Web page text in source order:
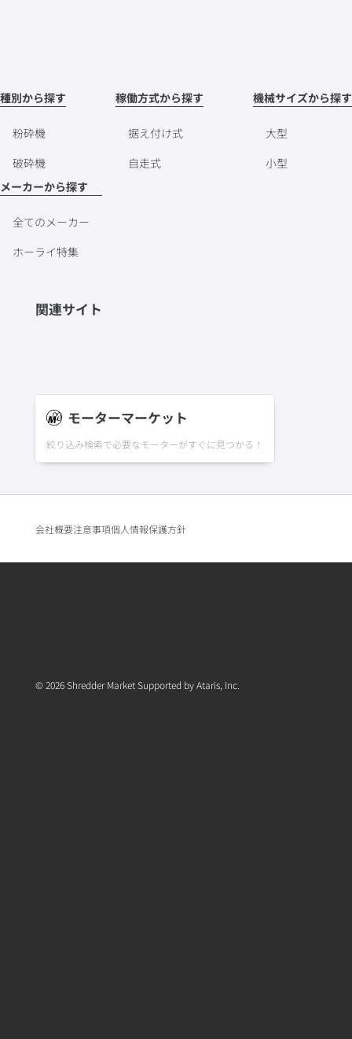
種別から探す
粉砕機
破砕機
稼働方式から探す
据え付け式
自走式
機械サイズから探す
大型
小型
メーカーから探す
全てのメーカー
ホーライ特集
関連サイト
モーターマーケット
絞り込み検索で必要なモーターがすぐに見つかる！
会社概要注意事項個人情報保護方針
© 2026 Shredder Market Supported by Ataris, Inc.